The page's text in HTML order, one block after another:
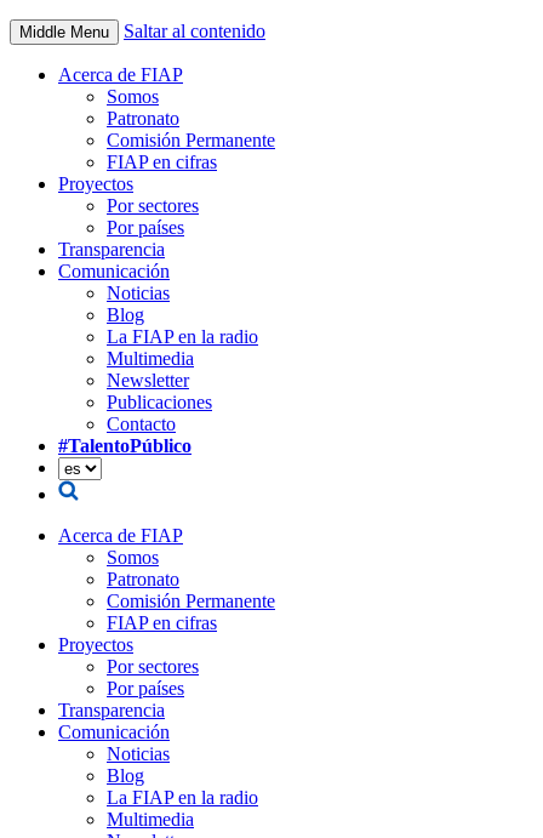
Middle Menu Saltar al contenido
Acerca de FIAP
Somos
Patronato
Comisión Permanente
FIAP en cifras
Proyectos
Por sectores
Por países
Transparencia
Comunicación
Noticias
Blog
La FIAP en la radio
Multimedia
Newsletter
Publicaciones
Contacto
#TalentoPúblico
Acerca de FIAP
Somos
Patronato
Comisión Permanente
FIAP en cifras
Proyectos
Por sectores
Por países
Transparencia
Comunicación
Noticias
Blog
La FIAP en la radio
Multimedia